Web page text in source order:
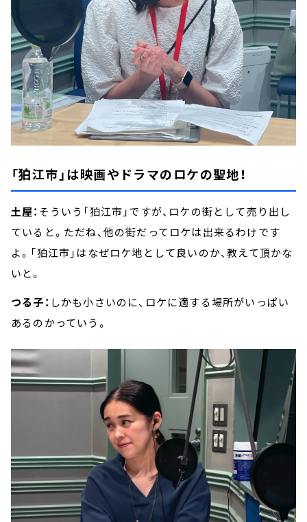
「狛江市」は映画やドラマのロケの聖地！
土屋： そういう「狛江市」ですが、ロケの街として売り出し
ていると。ただね、他の街だってロケは出来るわけです
よ。「狛江市」はなぜロケ地として良いのか、教えて頂かな
いと。
つる子： しかも小さいのに、ロケに適する場所がいっぱい
あるのかっていう。